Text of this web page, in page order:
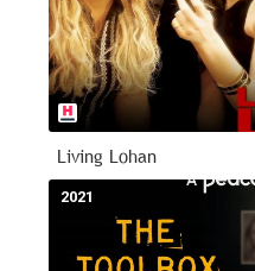
Living Lohan
2021